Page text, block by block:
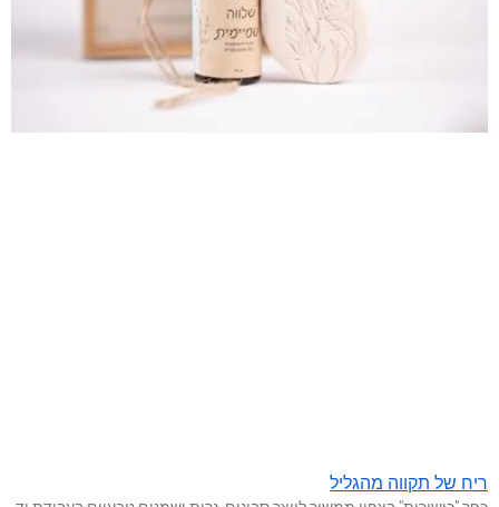
ריח של תקווה מהגליל